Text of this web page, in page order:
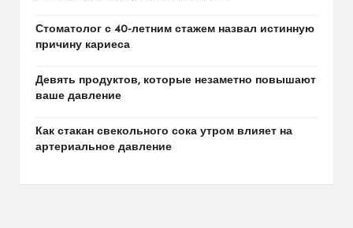
Стоматолог с 40-летним стажем назвал истинную
причину кариеса
Девять продуктов, которые незаметно повышают
ваше давление
Как стакан свекольного сока утром влияет на
артериальное давление